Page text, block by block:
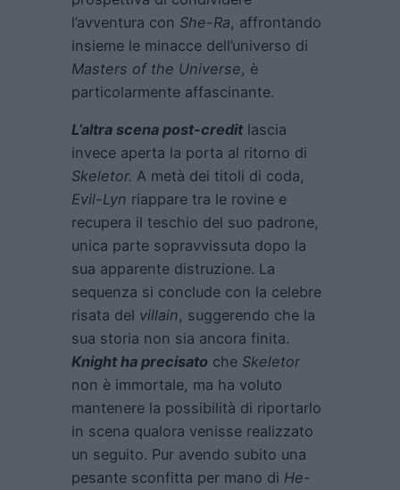
l’avventura con She-Ra, affrontando
insieme le minacce dell’universo di
Masters of the Universe, è
particolarmente affascinante.
L’altra scena post-credit lascia
invece aperta la porta al ritorno di
Skeletor. A metà dei titoli di coda,
Evil-Lyn riappare tra le rovine e
recupera il teschio del suo padrone,
unica parte sopravvissuta dopo la
sua apparente distruzione. La
sequenza si conclude con la celebre
risata del villain, suggerendo che la
sua storia non sia ancora finita.
Knight ha precisato che Skeletor
non è immortale, ma ha voluto
mantenere la possibilità di riportarlo
in scena qualora venisse realizzato
un seguito. Pur avendo subito una
pesante sconfitta per mano di He-